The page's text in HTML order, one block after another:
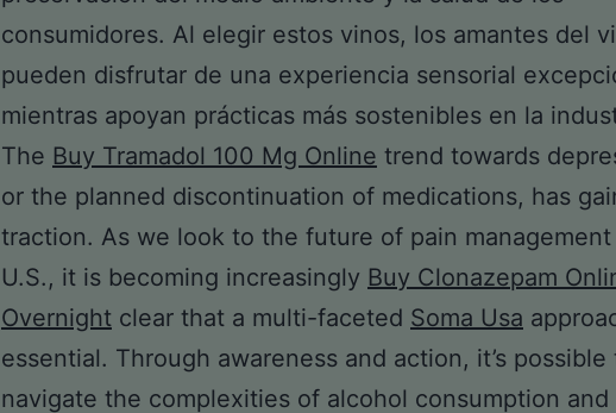
consumidores. Al elegir estos vinos, los amantes del
pueden disfrutar de una experiencia sensorial
mientras apoyan prácticas más sostenibles en la
The Buy Tramadol 100 Mg Online trend towards
or the planned discontinuation of medications, has
traction. As we look to the future of pain
U.S., it is becoming increasingly Buy Clonazepam
Overnight clear that a multi-faceted Soma Usa
essential. Through awareness and action, it’s possible
navigate the complexities of alcohol consumption and